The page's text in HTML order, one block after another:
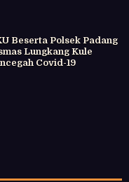
Beserta Polsek Padang
Lungkang Kule
Covid-19